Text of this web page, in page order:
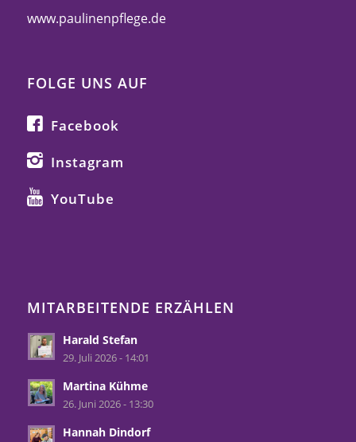
www.paulinenpflege.de
FOLGE UNS AUF
Facebook
Instagram
YouTube
MITARBEITENDE ERZÄHLEN
Harald Stefan
29. Juli 2026 - 14:01
Martina Kühme
26. Juni 2026 - 13:30
Hannah Dindorf